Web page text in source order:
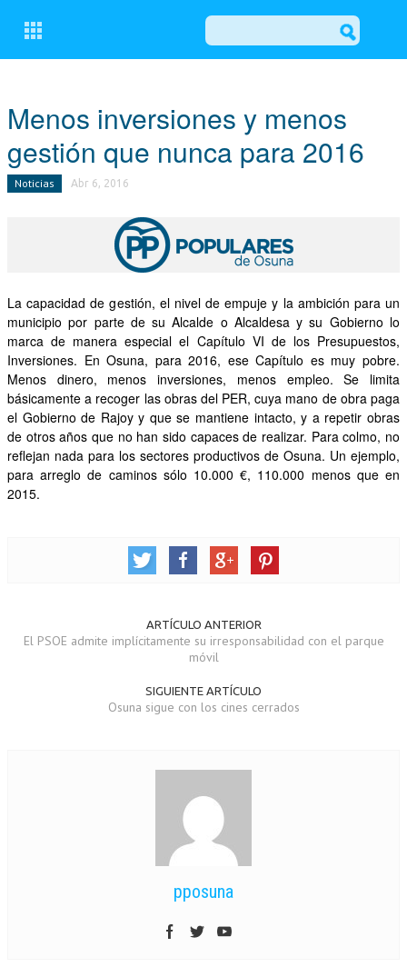
CONÓCENOS
COMITÉ EJECUTIVO LOCAL DEL PP DE OSUNA
GRUPO MUNICIPAL POPULAR
NOTICIAS
EL BALCÓN
MOCIONES
ESCRITOS
OTRAS INICIATIVAS
PARTICIPA
Menos inversiones y menos
gestión que nunca para 2016
Noticias Abr 6, 2016
La capacidad de gestión, el nivel de empuje y la ambición para un
municipio por parte de su Alcalde o Alcaldesa y su Gobierno lo
marca de manera especial el Capítulo VI de los Presupuestos,
Inversiones. En Osuna, para 2016, ese Capítulo es muy pobre.
Menos dinero, menos inversiones, menos empleo. Se limita
básicamente a recoger las obras del PER, cuya mano de obra paga
el Gobierno de Rajoy y que se mantiene intacto, y a repetir obras
de otros años que no han sido capaces de realizar. Para colmo, no
reflejan nada para los sectores productivos de Osuna. Un ejemplo,
para arreglo de caminos sólo 10.000 €, 110.000 menos que en
2015.
ARTÍCULO ANTERIOR
El PSOE admite implícitamente su irresponsabilidad con el parque
móvil
SIGUIENTE ARTÍCULO
Osuna sigue con los cines cerrados
pposuna